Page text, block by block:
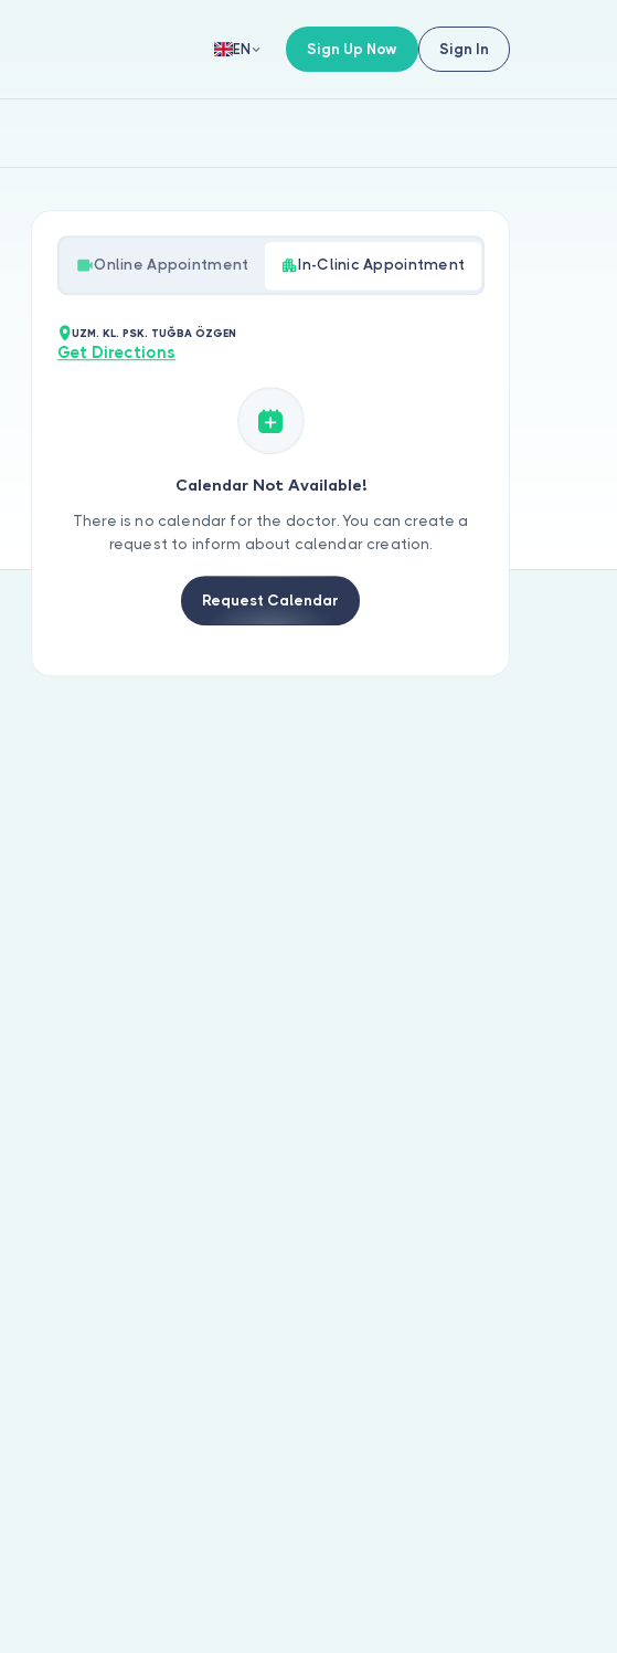
EN Sign Up Now Sign In
Online Appointment In-Clinic Appointment
UZM. KL. PSK. TUĞBA ÖZGEN
Get Directions
Calendar Not Available!
There is no calendar for the doctor. You can create a
request to inform about calendar creation.
Request Calendar